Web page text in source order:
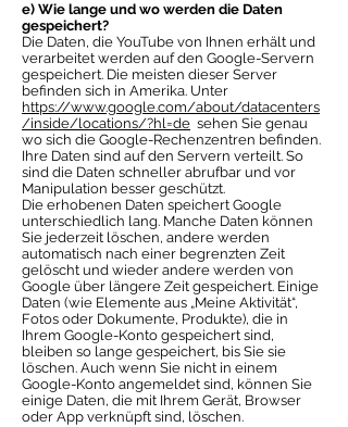
e) Wie lange und wo werden die Daten
gespeichert?
Die Daten, die YouTube von Ihnen erhält und
verarbeitet werden auf den Google-Servern
gespeichert. Die meisten dieser Server
befinden sich in Amerika. Unter
https://www.google.com/about/datacenters
/inside/locations/?hl=de sehen Sie genau
wo sich die Google-Rechenzentren befinden.
Ihre Daten sind auf den Servern verteilt. So
sind die Daten schneller abrufbar und vor
Manipulation besser geschützt.
Die erhobenen Daten speichert Google
unterschiedlich lang. Manche Daten können
Sie jederzeit löschen, andere werden
automatisch nach einer begrenzten Zeit
gelöscht und wieder andere werden von
Google über längere Zeit gespeichert. Einige
Daten (wie Elemente aus „Meine Aktivität“,
Fotos oder Dokumente, Produkte), die in
Ihrem Google-Konto gespeichert sind,
bleiben so lange gespeichert, bis Sie sie
löschen. Auch wenn Sie nicht in einem
Google-Konto angemeldet sind, können Sie
einige Daten, die mit Ihrem Gerät, Browser
oder App verknüpft sind, löschen.